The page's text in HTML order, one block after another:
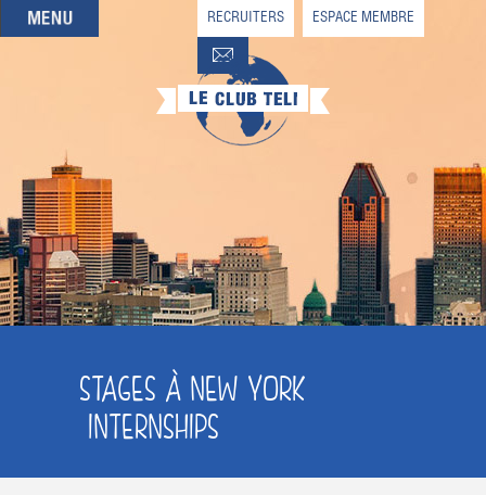
QUI SOMMES-NOUS
QUE CHERCHEZ-VOUS ?
NOS OFFRES PARTENAIRES
DEVENIR MEMBRE
RECRUITERS ESPACE MEMBRE
STAGES À NEW YORK
INTERNSHIPS